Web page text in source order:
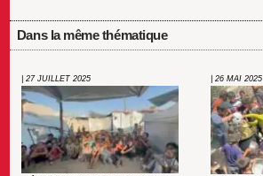
Dans la même thématique
| 27 JUILLET 2025 | 26 MAI 2025